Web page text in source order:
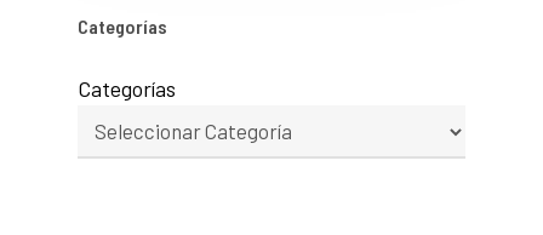
Categorías
Categorías